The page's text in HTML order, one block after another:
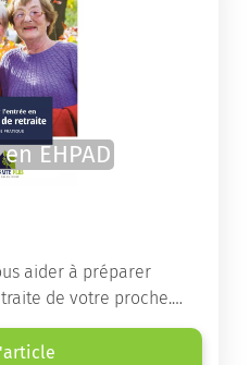
EHPAD
aider à préparer
de votre proche.
des différents types
des conseils pratiques